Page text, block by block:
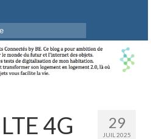
29
JUIL 2025
4G